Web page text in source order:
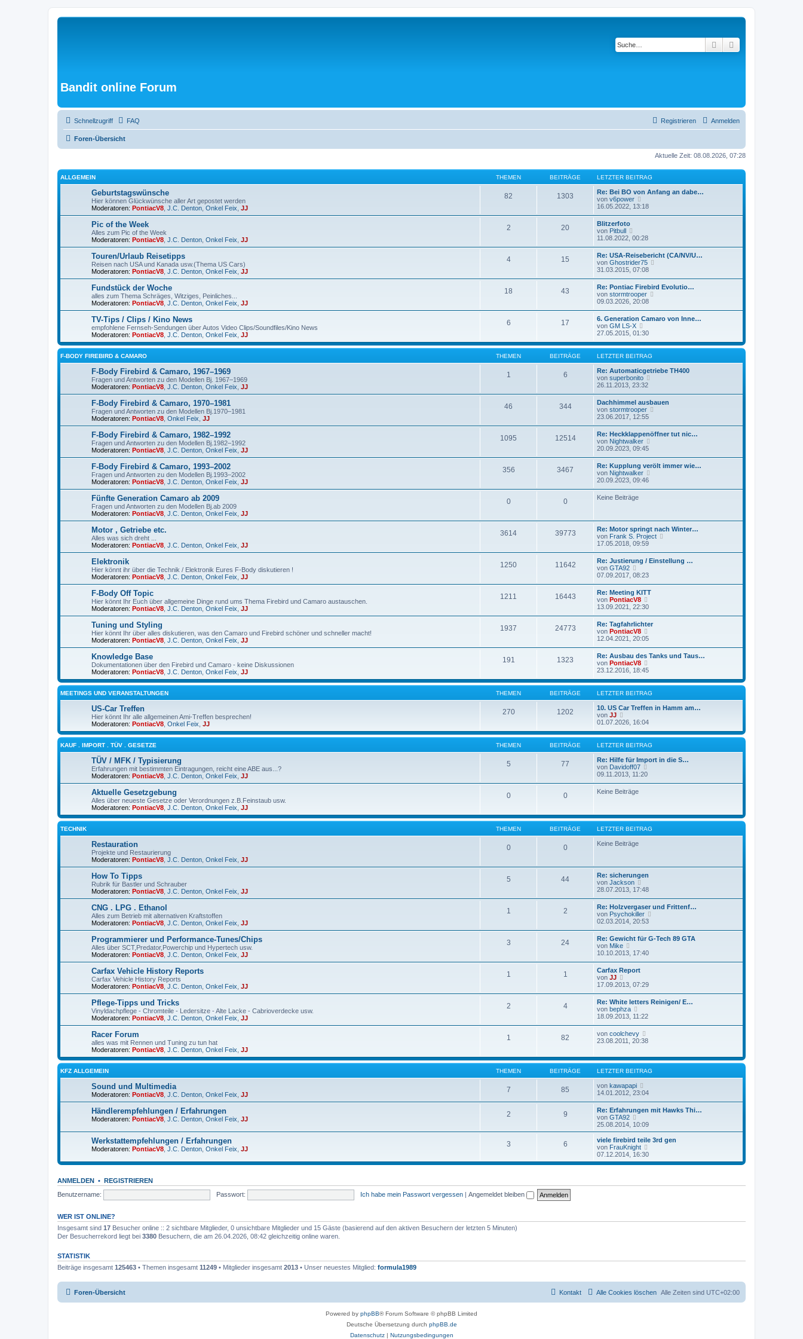
Bandit online Forum
Suche
Schnellzugriff FAQ Anmelden
Registrieren
Foren-Übersicht
Aktuelle Zeit: 08.08.2026, 07:28
ALLGEMEIN THEMEN BEITRÄGE LETZTER BEITRAG
Geburtstagswünsche
Hier können Glückwünsche aller Art gepostet werden
Moderatoren: PontiacV8 J.C. Denton Onkel Feix JJ
82 1303
Re: Bei BO von Anfang an dabe…
von v6power
e
t
e
r
B
e
i
t
r
a
g
16.05.2022, 13:18
Pic of the Week
Alles zum Pic of the Week
Moderatoren: PontiacV8 J.C. Denton Onkel Feix JJ
2 20
Blitzerfoto
von Pitbull
e
e
s
t
e
r
B
e
i
t
r
a
g
11.08.2022, 00:28
Touren/Urlaub Reisetipps
Reisen nach USA und Kanada usw.(Thema US Cars)
Moderatoren: PontiacV8 J.C. Denton Onkel Feix JJ
4 15
Re: USA-Reisebericht (CA/NV/U…
von Ghostrider75
e
s
r
B
t
r
g
31.03.2015, 07:08
Fundstück der Woche
alles zum Thema Schräges, Witziges, Peinliches...
Moderatoren: PontiacV8 J.C. Denton Onkel Feix JJ
18 43
Re: Pontiac Firebird Evolutio…
von stormtrooper
s
r
B
i
t
g
09.03.2026, 20:08
TV-Tips / Clips / Kino News
empfohlene Fernseh-Sendungen über Autos Video Clips/Soundfiles/Kino News
Moderatoren: PontiacV8 J.C. Denton Onkel Feix JJ
6 17
6. Generation Camaro von Inne…
von GM LS-X
e
e
s
e
r
B
e
i
t
r
a
g
27.05.2015, 01:30
F-BODY FIREBIRD & CAMARO THEMEN BEITRÄGE LETZTER BEITRAG
F-Body Firebird & Camaro, 1967–1969
Fragen und Antworten zu den Modellen Bj. 1967–1969
Moderatoren: PontiacV8 J.C. Denton Onkel Feix JJ
1 6
Re: Automaticgetriebe TH400
von superbonito
s
t
r
B
t
r
a
26.11.2013, 23:32
F-Body Firebird & Camaro, 1970–1981
Fragen und Antworten zu den Modellen Bj.1970–1981
Moderatoren: PontiacV8 Onkel Feix JJ
46 344
Dachhimmel ausbauen
von stormtrooper
e
s
r
B
t
23.06.2017, 12:55
F-Body Firebird & Camaro, 1982–1992
Fragen und Antworten zu den Modellen Bj.1982–1992
Moderatoren: PontiacV8 J.C. Denton Onkel Feix JJ
1095 12514
Re: Heckklappenöffner tut nic…
von Nightwalker
e
s
r
t
r
a
g
20.09.2023, 09:45
F-Body Firebird & Camaro, 1993–2002
Fragen und Antworten zu den Modellen Bj.1993–2002
Moderatoren: PontiacV8 J.C. Denton Onkel Feix JJ
356 3467
Re: Kupplung verölt immer wie…
von Nightwalker
r
B
e
t
r
a
20.09.2023, 09:46
Fünfte Generation Camaro ab 2009
Fragen und Antworten zu den Modellen Bj.ab 2009
Moderatoren: PontiacV8 J.C. Denton Onkel Feix JJ
0 0 Keine Beiträge
Motor , Getriebe etc.
Alles was sich dreht ...
Moderatoren: PontiacV8 J.C. Denton Onkel Feix JJ
3614 39773
Re: Motor springt nach Winter…
von Frank S. Project
e
s
r
t
17.05.2018, 09:59
Elektronik
Hier könnt ihr über die Technik / Elektronik Eures F-Body diskutieren !
Moderatoren: PontiacV8 J.C. Denton Onkel Feix JJ
1250 11642
Re: Justierung / Einstellung …
von GTA92
e
e
s
t
e
r
B
e
i
t
r
a
g
07.09.2017, 08:23
F-Body Off Topic
Hier könnt Ihr Euch über allgemeine Dinge rund ums Thema Firebird und Camaro austauschen.
Moderatoren: PontiacV8 J.C. Denton Onkel Feix JJ
1211 16443
Re: Meeting KITT
von PontiacV8
s
r
B
t
r
a
g
13.09.2021, 22:30
Tuning und Styling
Hier könnt Ihr über alles diskutieren, was den Camaro und Firebird schöner und schneller macht!
Moderatoren: PontiacV8 J.C. Denton Onkel Feix JJ
1937 24773
Re: Tagfahrlichter
von PontiacV8
e
s
r
B
e
i
t
g
12.04.2021, 20:05
Knowledge Base
Dokumentationen über den Firebird und Camaro - keine Diskussionen
Moderatoren: PontiacV8 J.C. Denton Onkel Feix JJ
191 1323
Re: Ausbau des Tanks und Taus…
von PontiacV8
e
s
e
r
i
r
g
23.12.2016, 18:45
MEETINGS UND VERANSTALTUNGEN THEMEN BEITRÄGE LETZTER BEITRAG
US-Car Treffen
Hier könnt Ihr alle allgemeinen Ami-Treffen besprechen!
Moderatoren: PontiacV8 Onkel Feix JJ
270 1202
10. US Car Treffen in Hamm am…
von JJ
e
e
s
e
r
B
e
i
t
g
01.07.2026, 16:04
KAUF . IMPORT . TÜV . GESETZE THEMEN BEITRÄGE LETZTER BEITRAG
TÜV / MFK / Typisierung
Erfahrungen mit bestimmten Eintragungen, reicht eine ABE aus...?
Moderatoren: PontiacV8 J.C. Denton Onkel Feix JJ
5 77
Re: Hilfe für Import in die S…
von Davidoff07
r
B
e
i
g
09.11.2013, 11:20
Aktuelle Gesetzgebung
Alles über neueste Gesetze oder Verordnungen z.B.Feinstaub usw.
Moderatoren: PontiacV8 J.C. Denton Onkel Feix JJ
0 0 Keine Beiträge
TECHNIK THEMEN BEITRÄGE LETZTER BEITRAG
Restauration
Projekte und Restaurierung
Moderatoren: PontiacV8 J.C. Denton Onkel Feix JJ
0 0 Keine Beiträge
How To Tipps
Rubrik für Bastler und Schrauber
Moderatoren: PontiacV8 J.C. Denton Onkel Feix JJ
5 44
Re: sicherungen
von Jackson
e
s
t
e
r
B
i
t
g
28.07.2013, 17:48
CNG . LPG . Ethanol
Alles zum Betrieb mit alternativen Kraftstoffen
Moderatoren: PontiacV8 J.C. Denton Onkel Feix JJ
1 2
Re: Holzvergaser und Frittenf…
von Psychokiller
e
s
r
t
r
a
02.03.2014, 20:53
Programmierer und Performance-Tunes/Chips
Alles über SCT,Predator,Powerchip und Hypertech usw.
Moderatoren: PontiacV8 J.C. Denton Onkel Feix JJ
3 24
Re: Gewicht für G-Tech 89 GTA
von Mike
e
s
t
e
r
B
e
t
r
a
g
10.10.2013, 17:40
Carfax Vehicle History Reports
Carfax Vehicle History Reports
Moderatoren: PontiacV8 J.C. Denton Onkel Feix JJ
1 1
Carfax Report
von JJ
e
s
t
e
r
B
e
t
r
a
g
17.09.2013, 07:29
Pflege-Tipps und Tricks
Vinyldachpflege - Chromteile - Ledersitze - Alte Lacke - Cabrioverdecke usw.
Moderatoren: PontiacV8 J.C. Denton Onkel Feix JJ
2 4
Re: White letters Reinigen/ E…
von bephza
e
e
s
t
r
B
e
i
t
r
a
g
18.09.2013, 11:22
Racer Forum
alles was mit Rennen und Tuning zu tun hat
Moderatoren: PontiacV8 J.C. Denton Onkel Feix JJ
1 82 von coolchevy
e
s
t
B
e
i
t
a
g
23.08.2011, 20:38
KFZ ALLGEMEIN THEMEN BEITRÄGE LETZTER BEITRAG
Sound und Multimedia
Moderatoren: PontiacV8 J.C. Denton Onkel Feix JJ
7 85 von kawapapi
e
s
t
e
r
B
e
i
t
g
14.01.2012, 23:04
Händlerempfehlungen / Erfahrungen
Moderatoren: PontiacV8 J.C. Denton Onkel Feix JJ
2 9
Re: Erfahrungen mit Hawks Thi…
von GTA92
e
u
e
s
t
r
i
25.08.2014, 10:09
Werkstattempfehlungen / Erfahrungen
Moderatoren: PontiacV8 J.C. Denton Onkel Feix JJ
3 6
viele firebird teile 3rd gen
von FrauKnight
u
07.12.2014, 16:30
ANMELDEN • REGISTRIEREN
Benutzername:
Passwort: Ich habe mein Passwort vergessen | Angemeldet bleiben
WER IST ONLINE?
Insgesamt sind 17 Besucher online :: 2 sichtbare Mitglieder, 0 unsichtbare Mitglieder und 15 Gäste (basierend auf den aktiven Besuchern der letzten 5 Minuten)
Der Besucherrekord liegt bei 3380 Besuchern, die am 26.04.2026, 08:42 gleichzeitig online waren.
STATISTIK
Beiträge insgesamt 125463 • Themen insgesamt 11249 • Mitglieder insgesamt 2013 • Unser neuestes Mitglied: formula1989
Foren-Übersicht Alle Zeiten sind UTC+02:00
Alle Cookies löschen
Kontakt
Powered by phpBB® Forum Software © phpBB Limited
Deutsche Übersetzung durch phpBB.de
Datenschutz| Nutzungsbedingungen